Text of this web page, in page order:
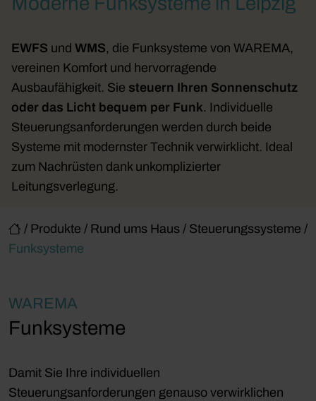
/ Produkte / Rund ums Haus / Steuerungssysteme /
Funksysteme
EWFS und WMS, die Funksysteme von WAREMA,
vereinen Komfort und hervorragende
Ausbaufähigkeit. Sie steuern Ihren Sonnenschutz
oder das Licht bequem per Funk. Individuelle
Steuerungsanforderungen werden durch beide
Systeme mit modernster Technik verwirklicht. Ideal
zum Nachrüsten dank unkomplizierter
Leitungsverlegung.
WAREMA
Funksysteme
Damit Sie Ihre individuellen
Steuerungsanforderungen genauso verwirklichen